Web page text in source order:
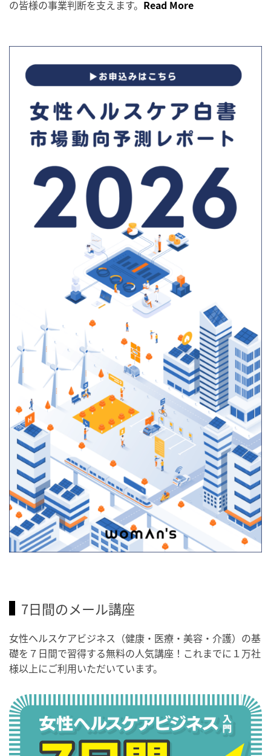
の皆様の事業判断を支えます。 Read More
7日間のメール講座
女性ヘルスケアビジネス（健康・医療・美容・介護）の基
礎を７日間で習得する無料の人気講座！これまでに１万社
様以上にご利用いただいています。